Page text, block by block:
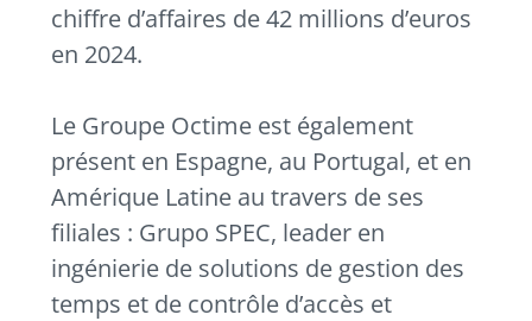
chiffre d’affaires de 42 millions d’euros
en 2024.
Le Groupe Octime est également
présent en Espagne, au Portugal, et en
Amérique Latine au travers de ses
filiales : Grupo SPEC, leader en
ingénierie de solutions de gestion des
temps et de contrôle d’accès et